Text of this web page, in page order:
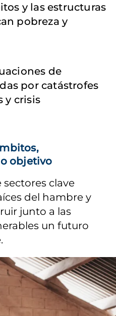
y las estructuras
pobreza y
de
por catástrofes
y crisis
objetivo
clave
del hambre y
junto a las
un futuro